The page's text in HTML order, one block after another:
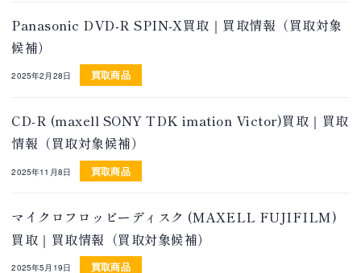
Panasonic DVD-R SPIN-X買取｜買取情報（買取対象
候補）
2025年2月28日 買取商品
CD-R (maxell SONY TDK imation Victor)買取｜買取
情報（買取対象候補）
2025年11月8日 買取商品
マイクロフロッピーディスク (MAXELL FUJIFILM)
買取｜買取情報（買取対象候補）
2025年5月19日 買取商品